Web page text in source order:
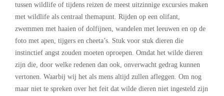
tussen wildlife of tijdens reizen de meest uitzinnige excursies maken
met wildlife als centraal themapunt. Rijden op een olifant,
zwemmen met haaien of dolfijnen, wandelen met leeuwen en op de
foto met apen, tijgers en cheeta’s. Stuk voor stuk dieren die
instinctief angst zouden moeten oproepen. Omdat het wilde dieren
zijn die, door welke redenen dan ook, onverwacht gedrag kunnen
vertonen. Waarbij wij het als mens altijd zullen afleggen. Om nog
maar niet te spreken over het feit dat wilde dieren niet ingesteld zijn